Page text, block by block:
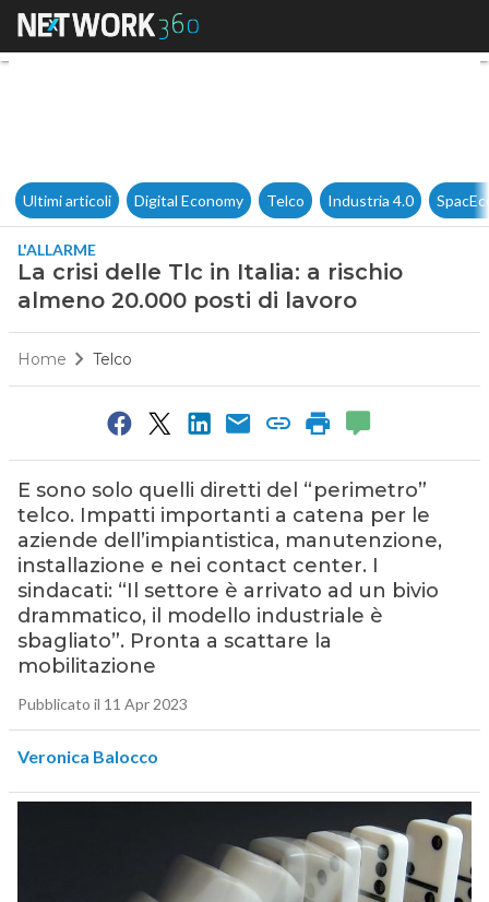
La crisi delle Tlc in Italia: a
Ultimi articoli Digital Economy Telco Industria 4.0
L'ALLARME
La crisi delle Tlc in Italia: a rischio
almeno 20.000 posti di lavoro
Home Telco
E sono solo quelli diretti del “perimetro”
telco. Impatti importanti a catena per le
aziende dell’impiantistica, manutenzione,
installazione e nei contact center. I
sindacati: “Il settore è arrivato ad un bivio
drammatico, il modello industriale è
sbagliato”. Pronta a scattare la
mobilitazione
Pubblicato il 11 Apr 2023
Veronica Balocco